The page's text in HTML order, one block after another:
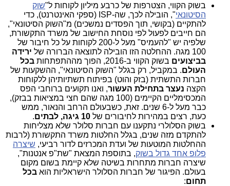
בשוק הקווי, הצטרפות של כרבע מיליון לקוחות ל"שוק
הסיטונאי
", הובילה לכך, שה-ISP (ספקי האינטרנט), כדי
להתקיים (בקושי, תוך הפסדים נמשכים) מ"השוק הסיטונאי",
הם חייבים לפעול לפי נוסחת החישוב של משרד התקשורת,
שלפיה יש "להעמיס" מעל ל-200 לקוחות על כל חיבור של
100 מגה. ההחלטה הזו הובילה לתוצאה הברורה של
ירידה
בביצועים בשוק הקווי ב-2016, הפוך מההתפתחות
בכל
העולם. במקביל, רק בגלל "השוק הסיטונאי", ההשקעות של
חברות התשתית (בזק והוט) בפיתוח תשתיותיהן ללקוחות
הקצה נעצר בתחילת העשור, ואנו תקועים ברוחבי הפס
המכסימליים הקיימים (100 מגה שהם חצי במציאות בבזק),
כבר מעל ל-6 שנים. זאת, כשבעולם הרחב והנאור, ממש
כעת, רצים במהירות לחיבורים של 10 גיגה, לבתים
.
בשוק הסלולרי נתקענו עם חברות סלולר שלא מצליחות
להתקדם מזה שנים, בגלל החלטות משרד התקשורת (לרבות
ההחלטות המוטעות של ועדת המכרזים לדור רביעי, שיצרה
פלופ אחד גדול בשוק, בתוספת המצאת "שת"פ אנטנות",
שיצרה חברות מתחרות בשיטה שלא קיימת בשום מקום
בעולם. הפיגור של חברות הסלולר הישראליות הוא בכל
תחום: